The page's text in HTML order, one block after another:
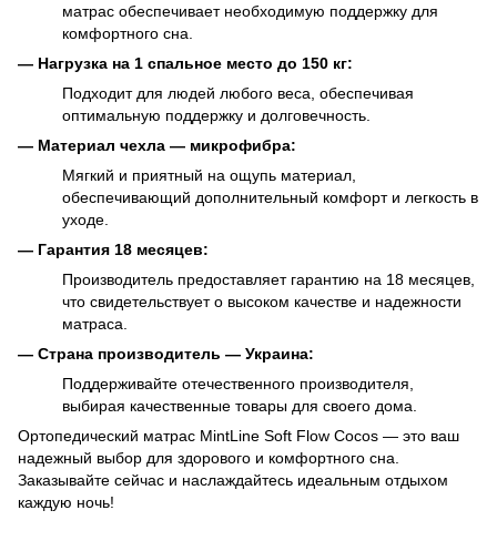
матрас обеспечивает необходимую поддержку для
комфортного сна.
— Нагрузка на 1 спальное место до 150 кг:
Подходит для людей любого веса, обеспечивая
оптимальную поддержку и долговечность.
— Материал чехла — микрофибра:
Мягкий и приятный на ощупь материал,
обеспечивающий дополнительный комфорт и легкость в
уходе.
— Гарантия 18 месяцев:
Производитель предоставляет гарантию на 18 месяцев,
что свидетельствует о высоком качестве и надежности
матраса.
— Страна производитель — Украина:
Поддерживайте отечественного производителя,
выбирая качественные товары для своего дома.
Ортопедический матрас MintLine Soft Flow Cocos — это ваш
надежный выбор для здорового и комфортного сна.
Заказывайте сейчас и наслаждайтесь идеальным отдыхом
каждую ночь!